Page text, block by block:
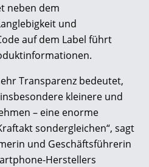
neben dem
und
auf dem Label führt
Transparenz bedeutet,
kleinere und
– eine enorme
sondergleichen“, sagt
und Geschäftsführerin
Herstellers